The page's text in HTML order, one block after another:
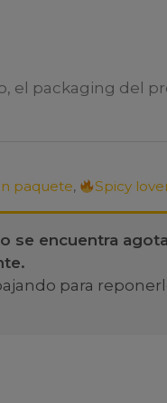
el packaging del
paquete, Spicy
se encuentra
para